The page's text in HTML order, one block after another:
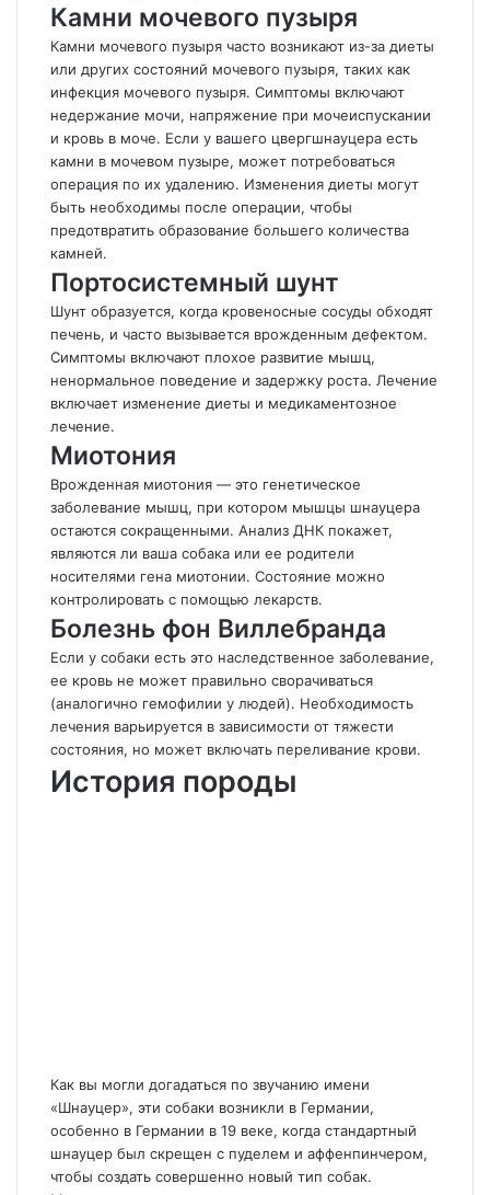
Камни мочевого пузыря
Камни мочевого пузыря часто возникают из-за диеты
или других состояний мочевого пузыря, таких как
инфекция мочевого пузыря. Симптомы включают
недержание мочи, напряжение при мочеиспускании
и кровь в моче. Если у вашего цвергшнауцера есть
камни в мочевом пузыре, может потребоваться
операция по их удалению. Изменения диеты могут
быть необходимы после операции, чтобы
предотвратить образование большего количества
камней.
Портосистемный шунт
Шунт образуется, когда кровеносные сосуды обходят
печень, и часто вызывается врожденным дефектом.
Симптомы включают плохое развитие мышц,
ненормальное поведение и задержку роста. Лечение
включает изменение диеты и медикаментозное
лечение.
Миотония
Врожденная миотония — это генетическое
заболевание мышц, при котором мышцы шнауцера
остаются сокращенными. Анализ ДНК покажет,
являются ли ваша собака или ее родители
носителями гена миотонии. Состояние можно
контролировать с помощью лекарств.
Болезнь фон Виллебранда
Если у собаки есть это наследственное заболевание,
ее кровь не может правильно сворачиваться
(аналогично гемофилии у людей). Необходимость
лечения варьируется в зависимости от тяжести
состояния, но может включать переливание крови.
История породы
Как вы могли догадаться по звучанию имени
«Шнауцер», эти собаки возникли в Германии,
особенно в Германии в 19 веке, когда стандартный
шнауцер был скрещен с пуделем и аффенпинчером,
чтобы создать совершенно новый тип собак.